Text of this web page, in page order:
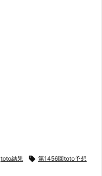
toto結果  第1456回toto予想